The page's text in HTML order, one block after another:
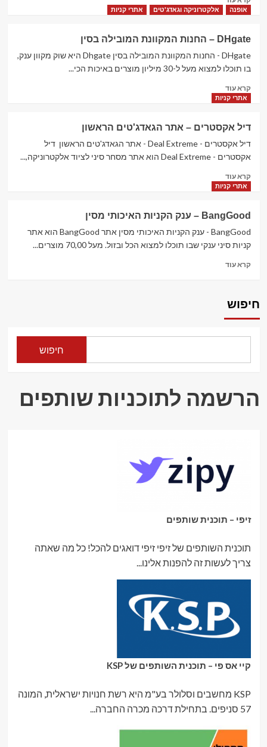
more
Lily
–
בגדים
במחירים
כייפים
אופנה אלקטרוניקה וגאדג'טים אתרי קניות
DHgate – החנות המקוונת המובילה בסין
DHgate - החנות המקוונת המובילה בסין Dhgate היא שוק מקוון ענק,
בו תוכלו למצוא מעל ל-30 מיליון מוצרים באיכות הכי...
קרא עודRead
more
–
החנות
המקוונת
בסין
אתרי קניות
דיל אקסטרים – אתר הגאדג'טים הראשון
דיל אקסטרים - Deal Extreme - אתר הגאדג'טים הראשון דיל
אקסטרים - Deal Extreme הוא אתר מסחר סיני לציוד אלקטרוניקה,...
קרא עודRead
more
אקסטרים
–
אתר
הראשון
אתרי קניות
BangGood – ענק הקניות האיכותי מסין
BangGood - ענק הקניות האיכותי מסין אתר BangGood הוא אתר
קניות סיני ענקי שבו תוכלו למצוא הכל ובזול. מעל 70,00 מוצרים...
קרא עודRead
ענק
חיפוש
חיפוש
הרשמה לתוכניות שותפים
זיפי – תוכנית שותפים
תוכנית השותפים של זיפי זיפי דואגים להכל! כל מה שאתה
צריך לעשות זה להפנות אלינו...
קיי אס פי – תוכנית השותפים של KSP
KSP מחשבים וסלולר בע"מ היא רשת חנויות ישראלית, המונה
57 סניפים. בתחילת דרכה מכרה החברה...